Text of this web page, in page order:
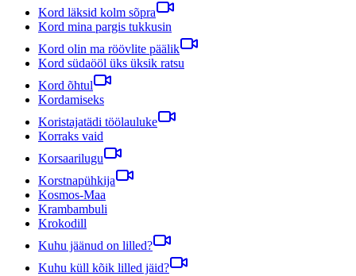
Kord läksid kolm sõpra
Kord mina pargis tukkusin
Kord olin ma röövlite päälik
Kord südaööl üks üksik ratsu
Kord õhtul
Kordamiseks
Koristajatädi töölauluke
Korraks vaid
Korsaarilugu
Korstnapühkija
Kosmos-Maa
Krambambuli
Krokodill
Kuhu jäänud on lilled?
Kuhu küll kõik lilled jäid?